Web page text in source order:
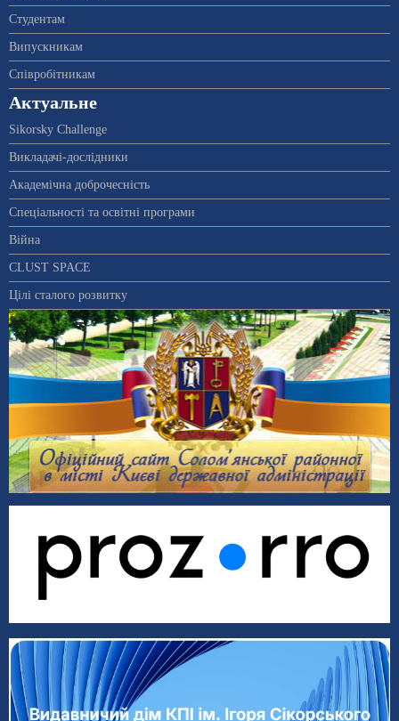
Студентам
Випускникам
Співробітникам
Актуальне
Sikorsky Challenge
Викладачі-дослідники
Академічна доброчесність
Спеціальності та освітні програми
Війна
CLUST SPACE
Цілі сталого розвитку